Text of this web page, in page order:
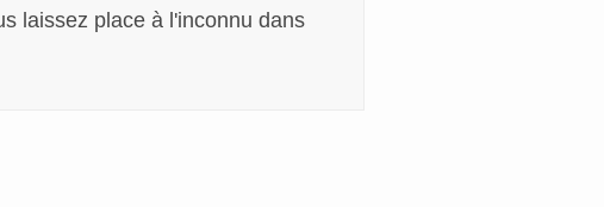
laissez place à l'inconnu dans